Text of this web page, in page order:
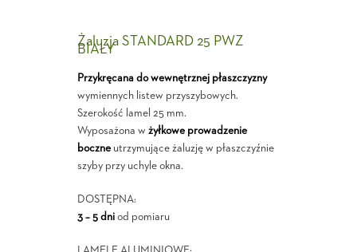
Żaluzja STANDARD 25 PWZ
BIAŁY
Przykręcana do wewnętrznej płaszczyzny
wymiennych listew przyszybowych.
Szerokość lamel 25 mm.
Wyposażona w żyłkowe prowadzenie
boczneutrzymujące żaluzję w płaszczyźnie
szyby przy uchyle okna.
DOSTĘPNA:
3 – 5 dniod pomiaru